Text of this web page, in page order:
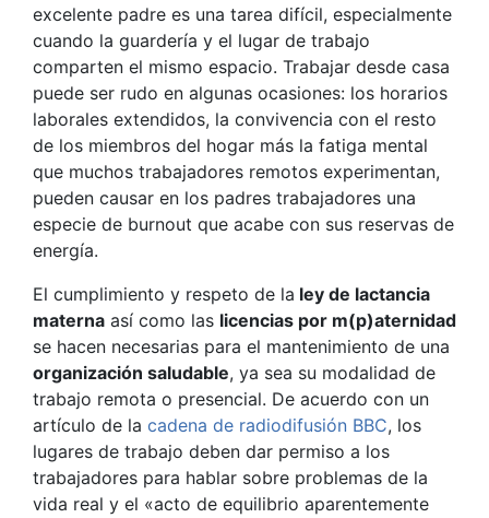
excelente padre es una tarea difícil, especialmente
cuando la guardería y el lugar de trabajo
comparten el mismo espacio. Trabajar desde casa
puede ser rudo en algunas ocasiones: los horarios
laborales extendidos, la convivencia con el resto
de los miembros del hogar más la fatiga mental
que muchos trabajadores remotos experimentan,
pueden causar en los padres trabajadores una
especie de burnout que acabe con sus reservas de
energía.
El cumplimiento y respeto de la ley de lactancia
materna así como las licencias por m(p)aternidad
se hacen necesarias para el mantenimiento de una
organización saludable, ya sea su modalidad de
trabajo remota o presencial. De acuerdo con un
artículo de la cadena de radiodifusión BBC, los
lugares de trabajo deben dar permiso a los
trabajadores para hablar sobre problemas de la
vida real y el «acto de equilibrio aparentemente